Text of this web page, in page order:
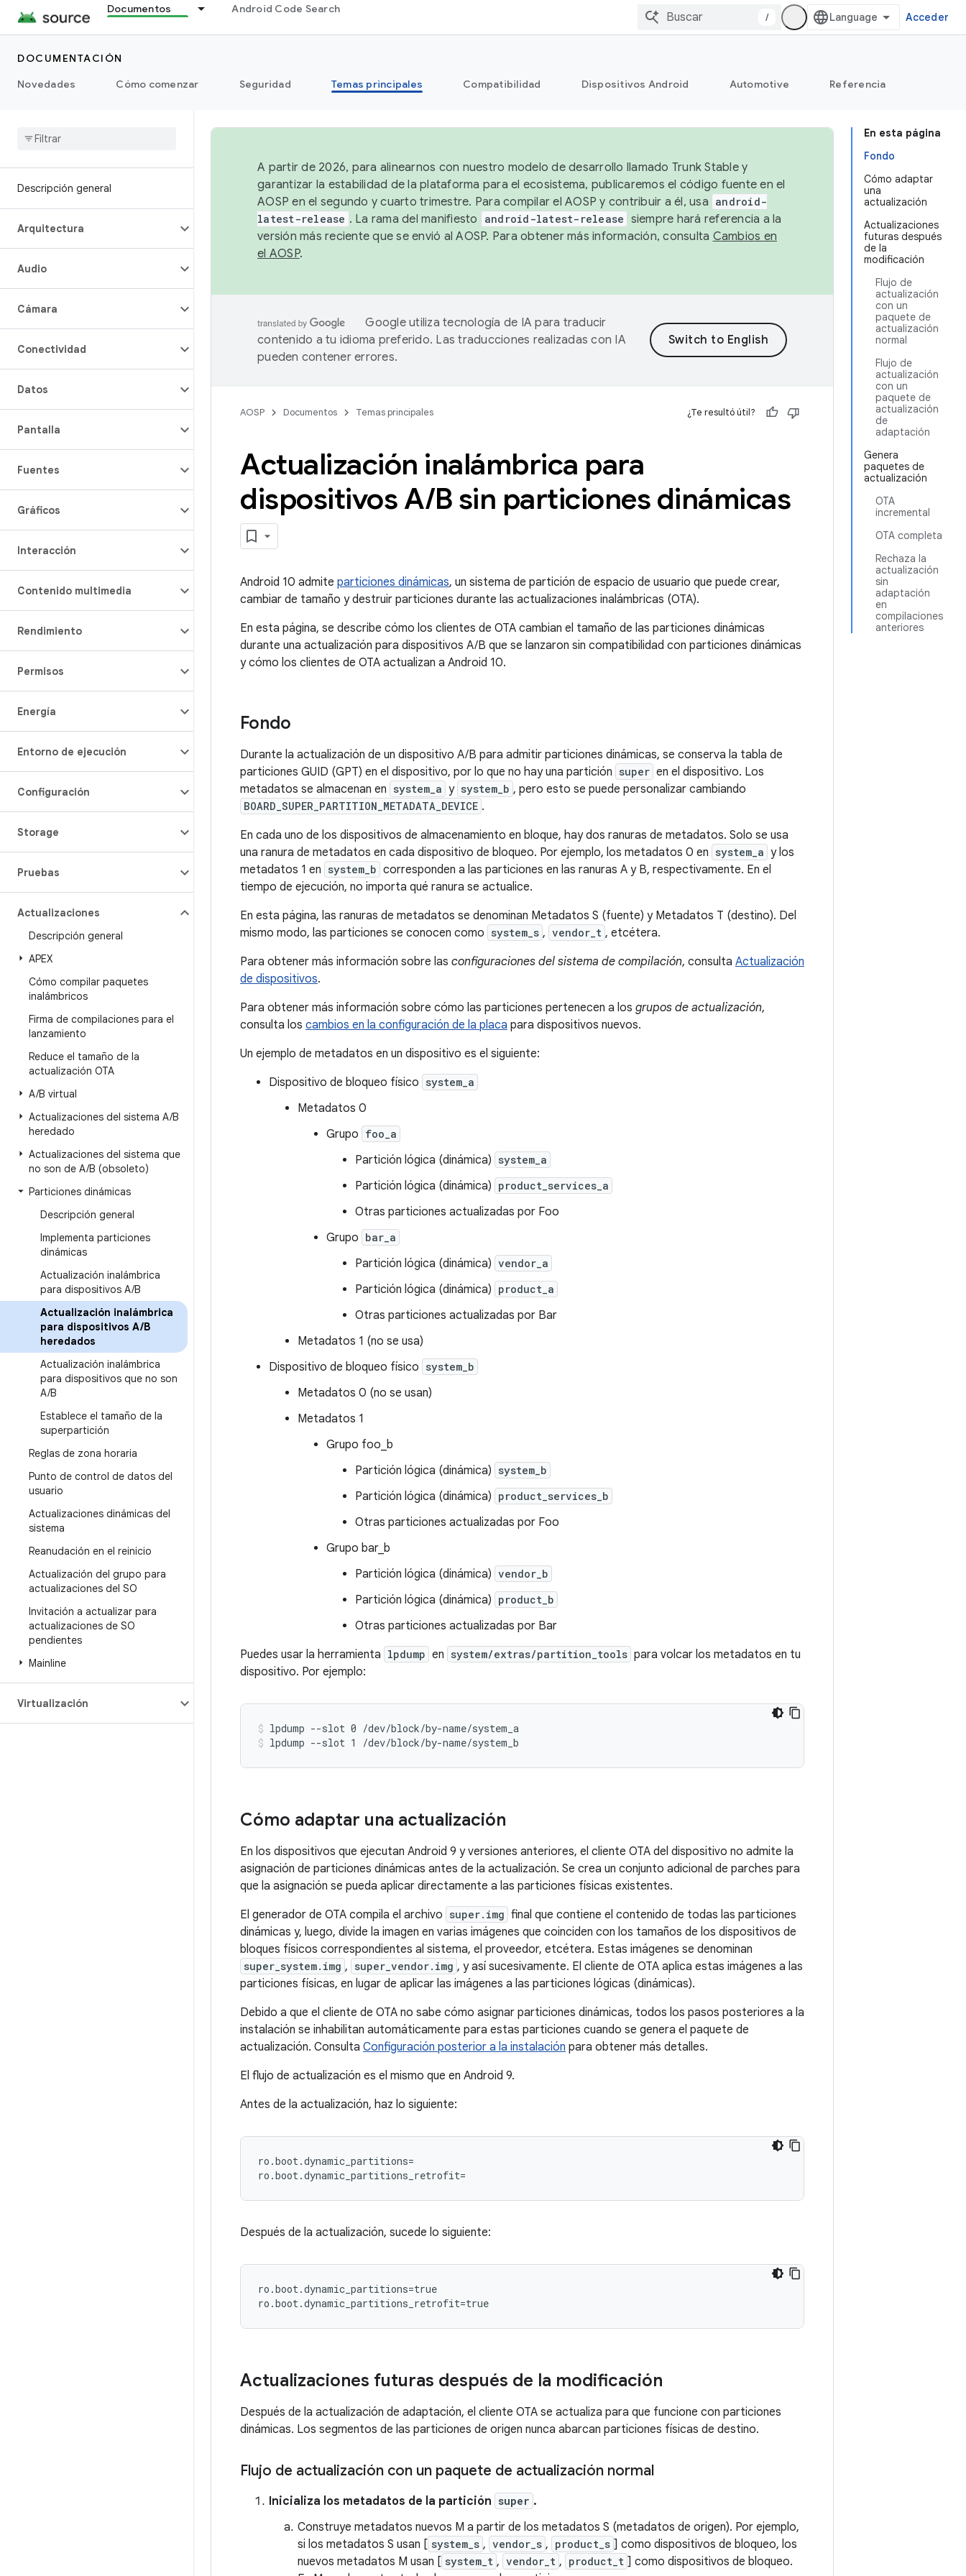
Documentos Android Code Search
/ Acceder
DOCUMENTACIÓN
Novedades
Cómo comenzar Seguridad Temas principales Compatibilidad Dispositivos Android Automotive Referencia
Descripción general
Arquitectura
Audio
Cámara
Conectividad
Datos
Pantalla
Fuentes
Gráficos
Interacción
Contenido multimedia
Rendimiento
Permisos
Energía
Entorno de ejecución
Configuración
Storage
Pruebas
Actualizaciones
Descripción general
APEX
Cómo compilar paquetes
inalámbricos
Firma de compilaciones para el
lanzamiento
Reduce el tamaño de la
actualización OTA
A/B virtual
Actualizaciones del sistema A/B
heredado
Actualizaciones del sistema que
no son de A/B (obsoleto)
Particiones dinámicas
Descripción general
Implementa particiones
dinámicas
Actualización inalámbrica
para dispositivos A/B
Actualización inalámbrica
para dispositivos A/B
heredados
Actualización inalámbrica
para dispositivos que no son
A/B
Establece el tamaño de la
superpartición
Reglas de zona horaria
Punto de control de datos del
usuario
Actualizaciones dinámicas del
sistema
Reanudación en el reinicio
Actualización del grupo para
actualizaciones del SO
Invitación a actualizar para
actualizaciones de SO
pendientes
Mainline
Virtualización
En esta página
Fondo
Cómo adaptar
una
actualización
Actualizaciones
futuras después
de la
modificación
Flujo de
actualización
con un
paquete de
actualización
normal
Flujo de
actualización
con un
paquete de
actualización
de
adaptación
Genera
paquetes de
actualización
OTA
incremental
OTA completa
Rechaza la
actualización
sin
adaptación
en
compilaciones
anteriores
A partir de 2026, para alinearnos con nuestro modelo de desarrollo llamado Trunk Stable y
garantizar la estabilidad de la plataforma para el ecosistema, publicaremos el código fuente en el
AOSP en el segundo y cuarto trimestre. Para compilar el AOSP y contribuir a él, usa android-
latest-release . La rama del manifiesto android-latest-release siempre hará referencia a la
versión más reciente que se envió al AOSP. Para obtener más información, consulta Cambios en
el AOSP.
Google utiliza tecnología de IA para traducir
contenido a tu idioma preferido. Las traducciones realizadas con IA
pueden contener errores.
AOSP Documentos Temas principales ¿Te resultó útil?
Actualización inalámbrica para
dispositivos A/B sin particiones dinámicas
Android 10 admite particiones dinámicas, un sistema de partición de espacio de usuario que puede crear,
cambiar de tamaño y destruir particiones durante las actualizaciones inalámbricas (OTA).
En esta página, se describe cómo los clientes de OTA cambian el tamaño de las particiones dinámicas
durante una actualización para dispositivos A/B que se lanzaron sin compatibilidad con particiones dinámicas
y cómo los clientes de OTA actualizan a Android 10.
Fondo
Durante la actualización de un dispositivo A/B para admitir particiones dinámicas, se conserva la tabla de
particiones GUID (GPT) en el dispositivo, por lo que no hay una partición super en el dispositivo. Los
metadatos se almacenan en system_a y system_b , pero esto se puede personalizar cambiando
BOARD_SUPER_PARTITION_METADATA_DEVICE .
En cada uno de los dispositivos de almacenamiento en bloque, hay dos ranuras de metadatos. Solo se usa
una ranura de metadatos en cada dispositivo de bloqueo. Por ejemplo, los metadatos 0 en system_a y los
metadatos 1 en system_b corresponden a las particiones en las ranuras A y B, respectivamente. En el
tiempo de ejecución, no importa qué ranura se actualice.
En esta página, las ranuras de metadatos se denominan Metadatos S (fuente) y Metadatos T (destino). Del
mismo modo, las particiones se conocen como system_s , vendor_t , etcétera.
Para obtener más información sobre las configuraciones del sistema de compilación, consulta Actualización
de dispositivos.
Para obtener más información sobre cómo las particiones pertenecen a los grupos de actualización,
consulta los cambios en la configuración de la placa para dispositivos nuevos.
Un ejemplo de metadatos en un dispositivo es el siguiente:
Dispositivo de bloqueo físico system_a
Metadatos 0
Grupo foo_a
Partición lógica (dinámica) system_a
Partición lógica (dinámica) product_services_a
Otras particiones actualizadas por Foo
Grupo bar_a
Partición lógica (dinámica) vendor_a
Partición lógica (dinámica) product_a
Otras particiones actualizadas por Bar
Metadatos 1 (no se usa)
Dispositivo de bloqueo físico system_b
Metadatos 0 (no se usan)
Metadatos 1
Grupo foo_b
Partición lógica (dinámica) system_b
Partición lógica (dinámica) product_services_b
Otras particiones actualizadas por Foo
Grupo bar_b
Partición lógica (dinámica) vendor_b
Partición lógica (dinámica) product_b
Otras particiones actualizadas por Bar
Puedes usar la herramienta lpdump en system/extras/partition_tools para volcar los metadatos en tu
dispositivo. Por ejemplo:
lpdump --slot 0 /dev/block/by-name/system_a
lpdump --slot 1 /dev/block/by-name/system_b
Cómo adaptar una actualización
En los dispositivos que ejecutan Android 9 y versiones anteriores, el cliente OTA del dispositivo no admite la
asignación de particiones dinámicas antes de la actualización. Se crea un conjunto adicional de parches para
que la asignación se pueda aplicar directamente a las particiones físicas existentes.
El generador de OTA compila el archivo super.img final que contiene el contenido de todas las particiones
dinámicas y, luego, divide la imagen en varias imágenes que coinciden con los tamaños de los dispositivos de
bloques físicos correspondientes al sistema, el proveedor, etcétera. Estas imágenes se denominan
super_system.img , super_vendor.img , y así sucesivamente. El cliente de OTA aplica estas imágenes a las
particiones físicas, en lugar de aplicar las imágenes a las particiones lógicas (dinámicas).
Debido a que el cliente de OTA no sabe cómo asignar particiones dinámicas, todos los pasos posteriores a la
instalación se inhabilitan automáticamente para estas particiones cuando se genera el paquete de
actualización. Consulta Configuración posterior a la instalación para obtener más detalles.
El flujo de actualización es el mismo que en Android 9.
Antes de la actualización, haz lo siguiente:
ro.boot.dynamic_partitions=
ro.boot.dynamic_partitions_retrofit=
Después de la actualización, sucede lo siguiente:
ro.boot.dynamic_partitions=true
ro.boot.dynamic_partitions_retrofit=true
Actualizaciones futuras después de la modificación
Después de la actualización de adaptación, el cliente OTA se actualiza para que funcione con particiones
dinámicas. Los segmentos de las particiones de origen nunca abarcan particiones físicas de destino.
Flujo de actualización con un paquete de actualización normal
Inicializa los metadatos de la partición super .
Construye metadatos nuevos M a partir de los metadatos S (metadatos de origen). Por ejemplo,
si los metadatos S usan [ system_s , vendor_s , product_s ] como dispositivos de bloqueo, los
nuevos metadatos M usan [ system_t , vendor_t , product_t ] como dispositivos de bloqueo.